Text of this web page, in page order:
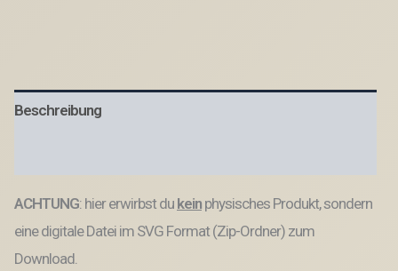
und
Mitbringsel
Beschreibung
ACHTUNG: hier erwirbst du kein physisches Produkt, sondern
eine digitale Datei im SVG Format (Zip-Ordner) zum
Download.